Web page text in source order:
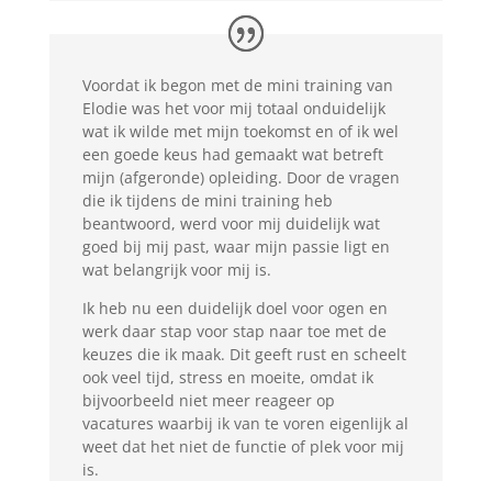
Voordat ik begon met de mini training van
Elodie was het voor mij totaal onduidelijk
wat ik wilde met mijn toekomst en of ik wel
een goede keus had gemaakt wat betreft
mijn (afgeronde) opleiding. Door de vragen
die ik tijdens de mini training heb
beantwoord, werd voor mij duidelijk wat
goed bij mij past, waar mijn passie ligt en
wat belangrijk voor mij is.
Ik heb nu een duidelijk doel voor ogen en
werk daar stap voor stap naar toe met de
keuzes die ik maak. Dit geeft rust en scheelt
ook veel tijd, stress en moeite, omdat ik
bijvoorbeeld niet meer reageer op
vacatures waarbij ik van te voren eigenlijk al
weet dat het niet de functie of plek voor mij
is.